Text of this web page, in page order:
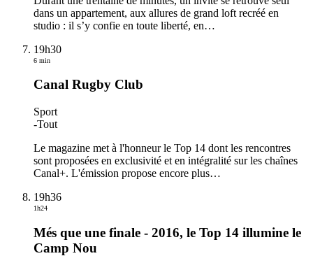
dans un appartement, aux allures de grand loft recréé en
studio : il s’y confie en toute liberté, en…
19h30
6 min
Canal Rugby Club
Sport
-Tout
Le magazine met à l'honneur le Top 14 dont les rencontres
sont proposées en exclusivité et en intégralité sur les chaînes
Canal+. L'émission propose encore plus…
19h36
1h24
Més que une finale - 2016, le Top 14 illumine le
Camp Nou